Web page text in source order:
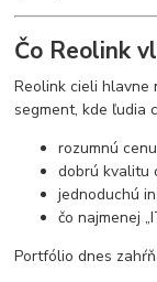
Čo Reolink
Reolink cieli hlavne
segment, kde ľudia
rozumnú
dobrú kvalitu
jednoduchú
čo najmenej
Portfólio dnes